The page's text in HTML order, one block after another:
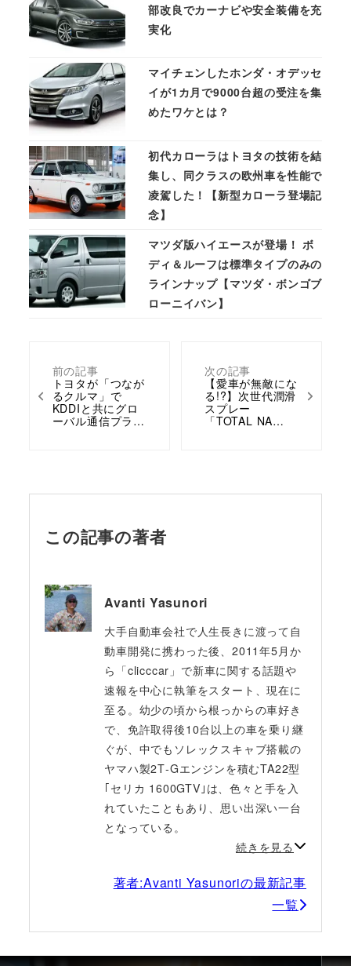
前の記事
トヨタが「つなが
るクルマ」で
KDDIと共にグロ
ーバル通信プラ…
次の記事
【愛車が無敵にな
る!?】次世代潤滑
スプレー
「TOTAL NA…
部改良でカーナビや安全装備を充
実化
マイチェンしたホンダ・オデッセ
イが1カ月で9000台超の受注を集
めたワケとは？
初代カローラはトヨタの技術を結
集し、同クラスの欧州車を性能で
凌駕した！【新型カローラ登場記
念】
マツダ版ハイエースが登場！ ボ
ディ＆ルーフは標準タイプのみの
ラインナップ【マツダ・ボンゴブ
ローニイバン】
この記事の著者
Avanti Yasunori
大手自動車会社で人生長きに渡って自
動車開発に携わった後、2011年5月か
ら「clicccar」で新車に関する話題や
速報を中心に執筆をスタート、現在に
至る。幼少の頃から根っからの車好き
で、免許取得後10台以上の車を乗り継
ぐが、中でもソレックスキャブ搭載の
ヤマハ製2T‐Gエンジンを積むTA22型
｢セリカ 1600GTV｣は、色々と手を入
れていたこともあり、思い出深い一台
となっている。
続きを見る
著者:Avanti Yasunoriの最新記事
一覧